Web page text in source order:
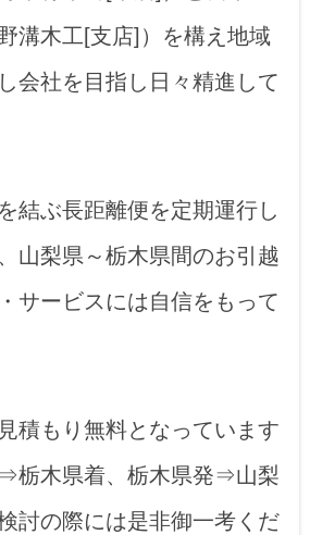
溝木工[支店]）を構え地域
会社を目指し日々精進して
結ぶ長距離便を定期運行し
山梨県～栃木県間のお引越
サービスには自信をもって
積もり無料となっています
栃木県着、栃木県発⇒山梨
討の際には是非御一考くだ